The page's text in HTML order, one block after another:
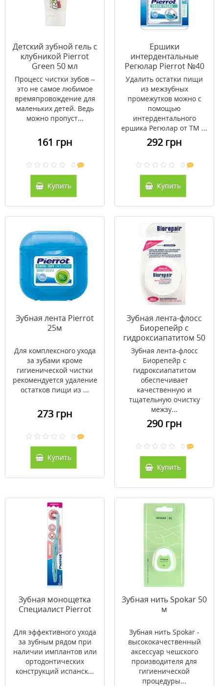
Детский зубной гель с
клубникой Pierrot
Green 50 мл
Процесс чистки зубов –
это не самое любимое
времяпровождение для
маленьких детей. Ведь
можно пропуст...
161 грн
0
Купить
Ершики
интердентальные
Регюлар Pierrot №40
Удалить остатки пищи
из межзубных
промежутков можно с
помощью
интердентального
ершика Регюлар от ТМ ...
292 грн
0
Купить
Зубная лента Pierrot
25м
Для комплексного ухода
за зубами кроме
гигиенической чистки
рекомендуется удаление
остатков пищи из ...
273 грн
0
Купить
Зубная лента-флосс
Биорепейр с
гидроксиапатитом 50
м
Зубная лента-флосс
Биорепейр с
гидроксиапатитом
обеспечивает
качественную и
тщательную очистку
межзу...
290 грн
0
Купить
Зубная монощетка
Специалист Pierrot
Для эффективного ухода
за зубным рядом при
наличии имплантов или
ортодонтических
конструкций испанск...
Зубная нить Spokar 50
м
Зубная нить Spokar -
высококачественный
аксессуар чешского
производителя для
гигиенической
процедуры...